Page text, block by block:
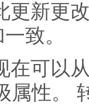
新更改
致。
可以从
属性。